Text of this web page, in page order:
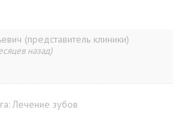
(представитель клиники)
назад)
Лечение зубов